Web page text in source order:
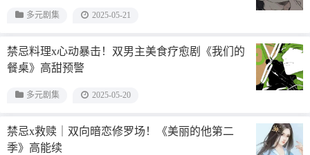
多元剧集 2025-05-21
禁忌料理x心动暴击！双男主美食疗愈剧《我们的
餐桌》高甜预警
多元剧集 2025-05-20
禁忌x救赎｜双向暗恋修罗场！《美丽的他第二
季》高能续